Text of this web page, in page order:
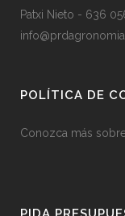
Patxi Nieto - 636
POLÍTICA DE
Conozca más